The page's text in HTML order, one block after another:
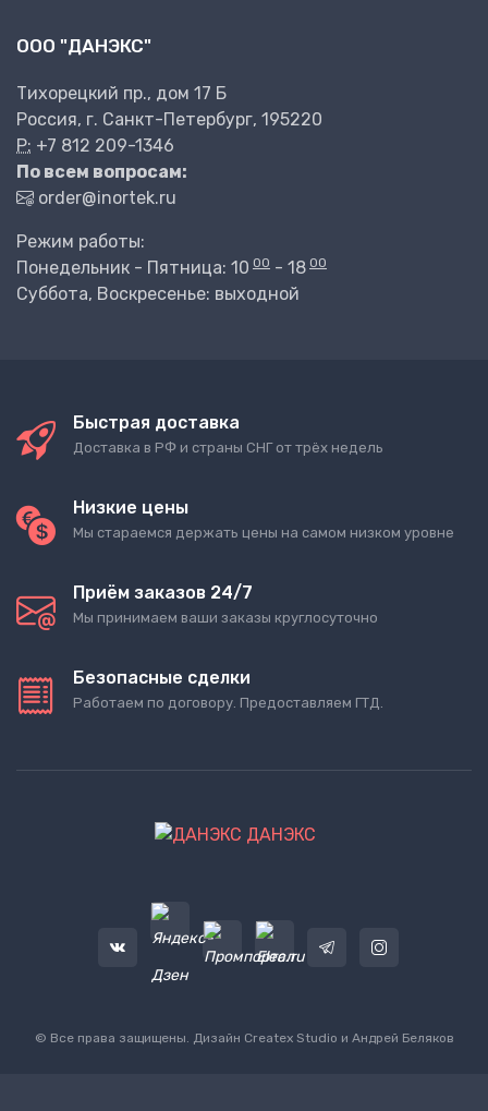
ООО "ДАНЭКС"
Тихорецкий пр., дом 17 Б
Россия, г. Санкт-Петербург, 195220
P: +7 812 209-1346
По всем вопросам:
order@inortek.ru
Режим работы:
Понедельник - Пятница: 10 00 - 18 00
Суббота, Воскресенье: выходной
Быстрая доставка
Доставка в РФ и страны СНГ от трёх недель
Низкие цены
Мы стараемся держать цены на самом низком уровне
Приём заказов 24/7
Мы принимаем ваши заказы круглосуточно
Безопасные сделки
Работаем по договору. Предоставляем ГТД.
ДАНЭКС
© Все права защищены. Дизайн Createx Studio и Андрей Беляков